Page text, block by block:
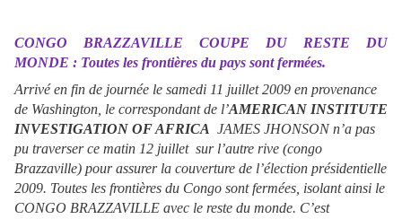
CONGO BRAZZAVILLE COUPE DU RESTE DU
MONDE : Toutes les frontières du pays sont fermées.
Arrivé en fin de journée le samedi 11 juillet 2009 en provenance
de Washington, le correspondant de l’AMERICAN INSTITUTE
INVESTIGATION OF AFRICA JAMES JHONSON n’a pas
pu traverser ce matin 12 juillet sur l’autre rive (congo
Brazzaville) pour assurer la couverture de l’élection présidentielle
2009. Toutes les frontières du Congo sont fermées, isolant ainsi le
CONGO BRAZZAVILLE avec le reste du monde. C’est